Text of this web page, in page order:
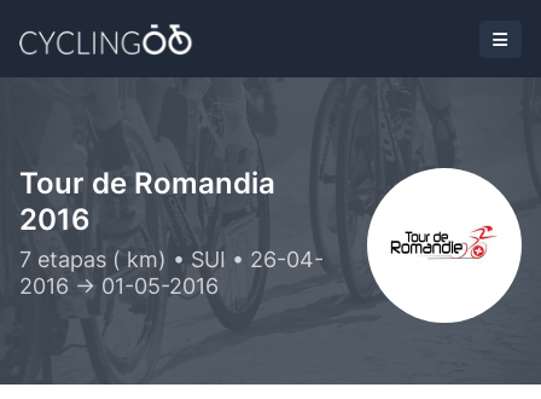
Tour de Romandia
2016
7 etapas ( km) • SUI • 26-04-
2016 -> 01-05-2016